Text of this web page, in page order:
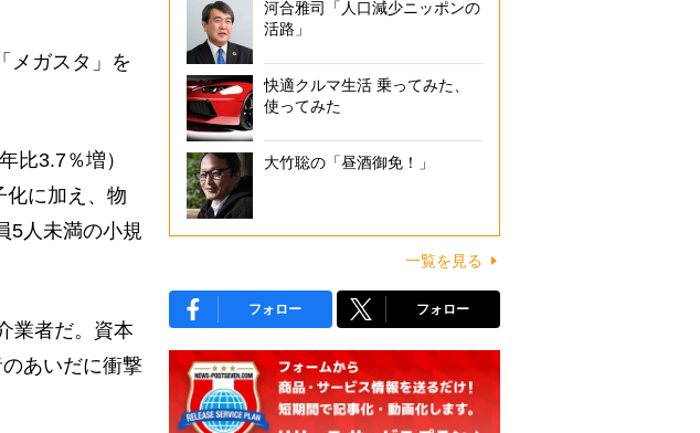
メガスタ」を
比3.7％増）
化に加え、物
5人未満の小規
業者だ。資本
あいだに衝撃
河合雅司「人口減少ニッポンの
活路」
快適クルマ生活 乗ってみた、
使ってみた
大竹聡の「昼酒御免！」
一覧を見る
フォロー フォロー